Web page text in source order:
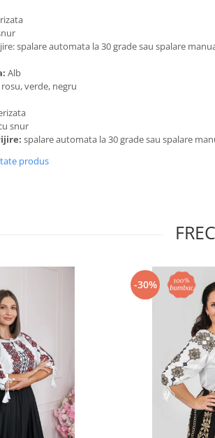
spalare automata la 30 grade sau spalare
Alb
rosu, verde, negru
snur
spalare automata la 30 grade sau spalare
produs
-30%